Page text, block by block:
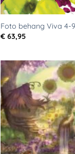
Foto behang Viva 4-
€63,95